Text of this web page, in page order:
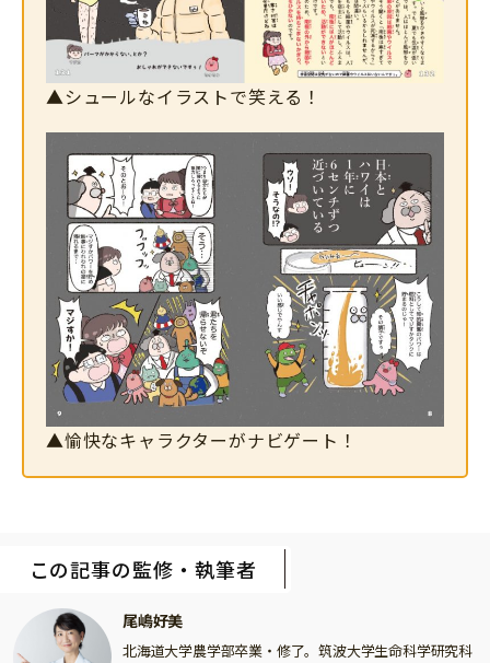
▲シュールなイラストで笑える！
▲愉快なキャラクターがナビゲート！
この記事の監修・執筆者
尾嶋好美
北海道大学農学部卒業・修了。筑波大学生命科学研究科